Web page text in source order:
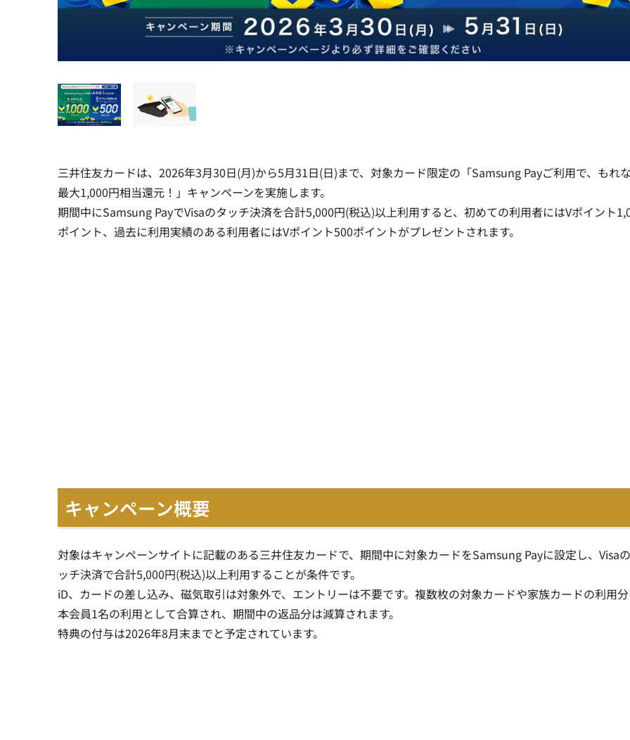
三井住友カードは、2026年3月30日(月)から5月31日(日)まで、対象カード限定の「Samsung Payご利用で、もれ
最大1,000円相当還元！」キャンペーンを実施します。
期間中にSamsung PayでVisaのタッチ決済を合計5,000円(税込)以上利用すると、初めての利用者にはVポイント
ポイント、過去に利用実績のある利用者にはVポイント500ポイントがプレゼントされます。
キャンペーン概要
対象はキャンペーンサイトに記載のある三井住友カードで、期間中に対象カードをSamsung Payに設定し、Visa
ッチ決済で合計5,000円(税込)以上利用することが条件です。
iD、カードの差し込み、磁気取引は対象外で、エントリーは不要です。複数枚の対象カードや家族カードの利用
本会員1名の利用として合算され、期間中の返品分は減算されます。
特典の付与は2026年8月末までと予定されています。